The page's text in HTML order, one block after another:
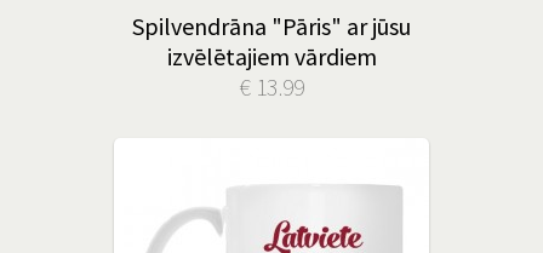
Spilvendrāna "Pāris" ar jūsu
izvēlētajiem vārdiem
€ 13.99